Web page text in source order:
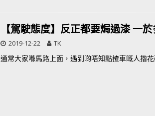
【駕駛態度】反正都要焗過漆 一
2019-12-22 TK
通常大家喺馬路上面，遇到啲唔知點揸車嘅人揩